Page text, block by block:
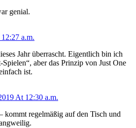
genial.
a.m.
Jahr überrascht. Eigentlich bin ich
aber das Prinzip von Just One
ist.
At 12:30 a.m.
kommt regelmäßig auf den Tisch und